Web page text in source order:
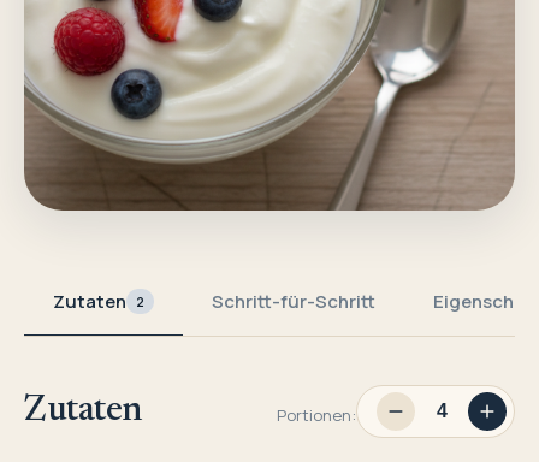
Zutaten 2 Schritt-für-Schritt
Zutaten Portionen: